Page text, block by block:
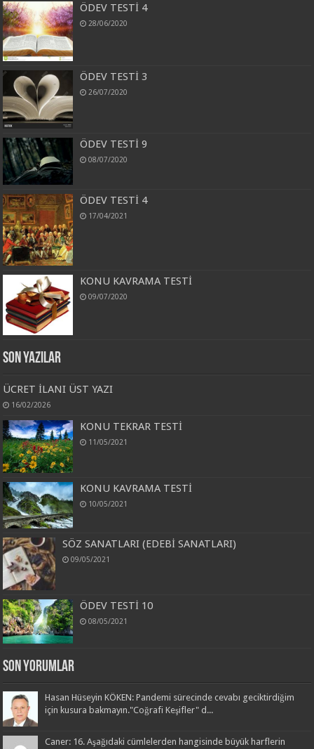
ÖDEV TESTİ 4
28/06/2020
ÖDEV TESTİ 3
26/07/2020
ÖDEV TESTİ 9
08/07/2020
ÖDEV TESTİ 4
17/04/2021
KONU KAVRAMA TESTİ
09/07/2020
Son Yazılar
ÜCRET İLANI ÜST YAZI
16/02/2026
KONU TEKRAR TESTİ
11/05/2021
KONU KAVRAMA TESTİ
10/05/2021
SÖZ SANATLARI (EDEBİ SANATLARI)
09/05/2021
ÖDEV TESTİ 10
08/05/2021
Son Yorumlar
Hasan Hüseyin KÖKEN: Pandemi sürecinde cevabı geciktirdiğim
için kusura bakmayın."Coğrafi Keşifler" d...
Caner: 16. Aşağıdaki cümlelerden hangisinde büyük harflerin